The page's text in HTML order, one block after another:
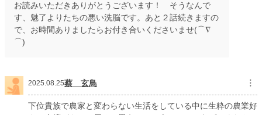
お読みいただきありがとうございます！ そうなんで
す、魅了よりたちの悪い洗脳です。あと２話続きますの
で、お時間ありましたらお付き合いくださいませ(⌒∇
⌒)
2025.08.25蔡 玄鳥 ︙
下位貴族で農家と変わらない生活をしている中に生粋の農業好